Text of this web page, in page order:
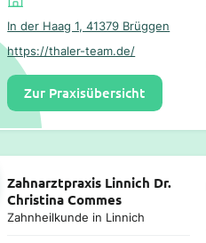
In der Haag 1, 41379 Brüggen
https://thaler-team.de/
Zur Praxisübersicht
Zahnarztpraxis Linnich Dr.
Christina Commes
Zahnheilkunde in Linnich